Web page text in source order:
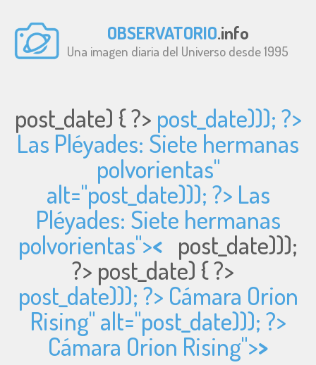
OBSERVATORIO.info
Una imagen diaria del Universo desde 1995
post_date) { ?> post_date))); ?>
Las Pléyades: Siete hermanas
polvorientas"
alt="post_date))); ?> Las
Pléyades: Siete hermanas
polvorientas">< post_date)));
?> post_date) { ?>
post_date))); ?> Cámara Orion
Rising" alt="post_date))); ?>
Cámara Orion Rising">>